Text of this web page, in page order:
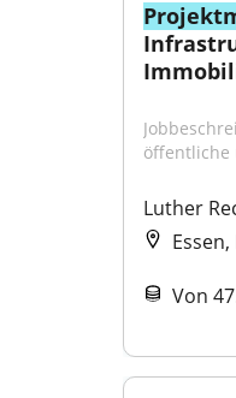
öffentliche
Luther
Von